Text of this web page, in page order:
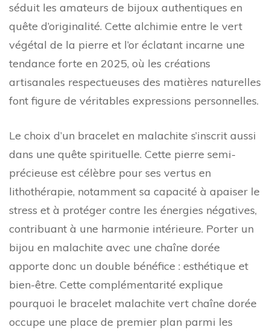
séduit les amateurs de bijoux authentiques en
quête d’originalité. Cette alchimie entre le vert
végétal de la pierre et l’or éclatant incarne une
tendance forte en 2025, où les créations
artisanales respectueuses des matières naturelles
font figure de véritables expressions personnelles.
Le choix d’un bracelet en malachite s’inscrit aussi
dans une quête spirituelle. Cette pierre semi-
précieuse est célèbre pour ses vertus en
lithothérapie, notamment sa capacité à apaiser le
stress et à protéger contre les énergies négatives,
contribuant à une harmonie intérieure. Porter un
bijou en malachite avec une chaîne dorée
apporte donc un double bénéfice : esthétique et
bien-être. Cette complémentarité explique
pourquoi le bracelet malachite vert chaîne dorée
occupe une place de premier plan parmi les